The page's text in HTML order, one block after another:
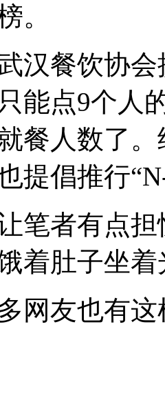
。
餐饮协会
能点9个人
餐人数了
提倡推行
者有点担
着肚子坐着
友也有这